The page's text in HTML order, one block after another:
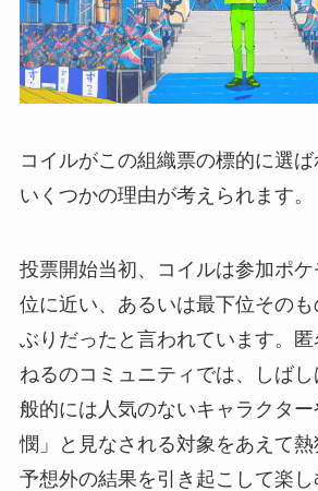
コイルがこの組織票の標的に選ば
いくつかの理由が考えられます。
投票開始当初、コイルは参加ポ
位に近い、あるいは最下位その
ぶりだったと言われています。
ねるのコミュニティでは、しば
般的には人気のないキャラクタ
憫」と見なされる対象をあえて熱
予想外の結果を引き起こして楽